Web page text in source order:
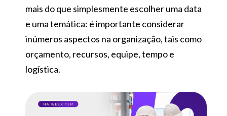
mais do que simplesmente escolher uma data
e uma temática: é importante considerar
inúmeros aspectos na organização, tais como
orçamento, recursos, equipe, tempo e
logística.